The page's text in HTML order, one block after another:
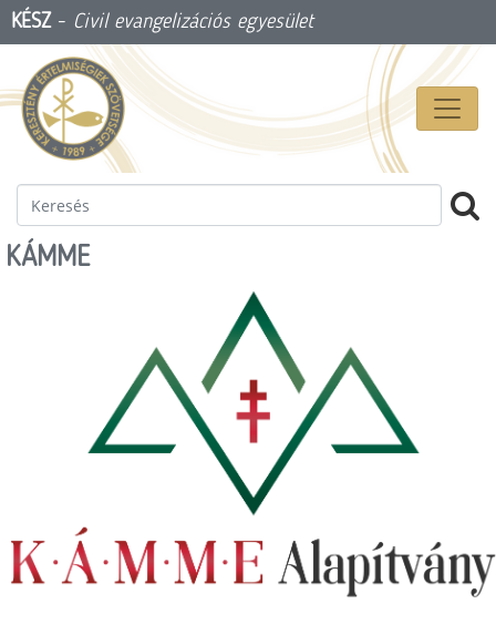
KÉSZ- Civil evangelizációs egyesület
KÁMME